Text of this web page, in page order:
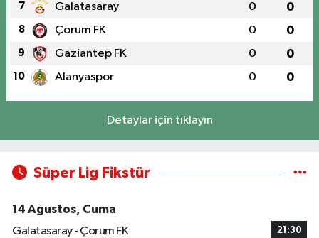
7 Galatasaray 0 0
8 Çorum FK 0 0
9 Gaziantep FK 0 0
10 Alanyaspor 0 0
Detaylar için tıklayın
Süper Lig Fikstür
14 Ağustos, Cuma
Galatasaray - Çorum FK
21:30